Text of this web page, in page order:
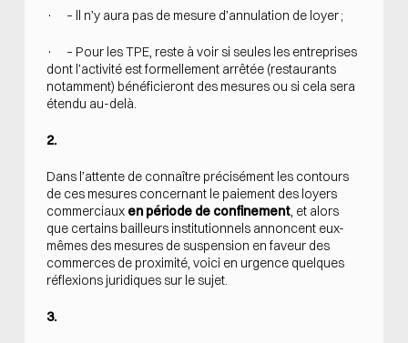
· – ll n’y aura pas de mesure d’annulation de loyer ;
· – Pour les TPE, reste à voir si seules les entreprises
dont l’activité est formellement arrêtée (restaurants
notamment) bénéficieront des mesures ou si cela sera
étendu au-delà.
2.
Dans l’attente de connaître précisément les contours
de ces mesures concernant le paiement des loyers
commerciaux en période de confinement, et alors
que certains bailleurs institutionnels annoncent eux-
mêmes des mesures de suspension en faveur des
commerces de proximité, voici en urgence quelques
réflexions juridiques sur le sujet.
3.